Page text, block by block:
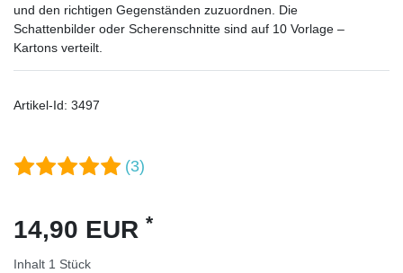
und den richtigen Gegenständen zuzuordnen. Die
Schattenbilder oder Scherenschnitte sind auf 10 Vorlage –
Kartons verteilt.
Artikel-Id: 3497
(3)
14,90 EUR *
Inhalt 1 Stück